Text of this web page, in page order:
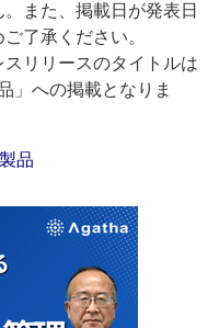
また、掲載日が発表日
了承ください。
リリースのタイトルは
」への掲載となりま
品